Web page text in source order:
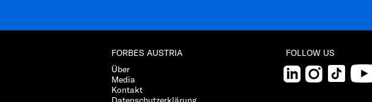
FORBES AUSTRIA
Über
Media
Kontakt
FOLLOW US
LinkedInInstagram
TikTok